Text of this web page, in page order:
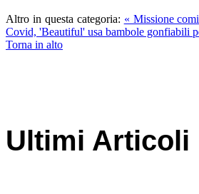
Altro in questa categoria: « Missione
Covid, 'Beautiful' usa bambole gonfiabili
Torna in alto
Ultimi Articoli